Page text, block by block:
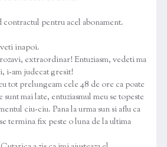
contractul pentru acel abonament.
inapoi.
extraordinar! Entuziasm, vedeti ma
i-am judecat gresit!
tot prelungeam cele 48 de ore ca poate
mai late, entuziasmul meu se topeste
ciu-ciu. Pana la urma sun si aflu ca
termina fix peste o luna de la ultima